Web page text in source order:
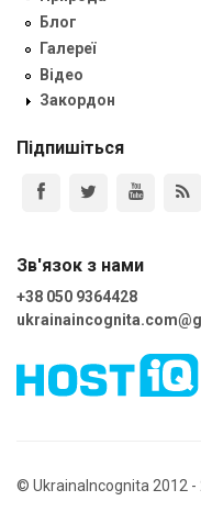
Блог
Галереї
Відео
Закордон
Підпишіться
Зв'язок з нами
+38 050 9364428
© UkrainaIncognita 2012 -